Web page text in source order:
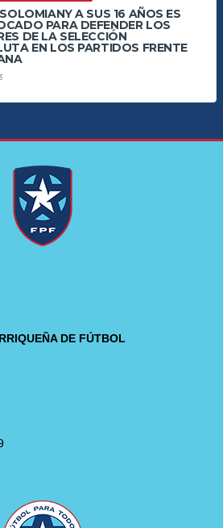
A SUS 16 AÑOS ES
PARA DEFENDER LOS
DE LA SELECCIÓN
EN LOS PARTIDOS FRENTE
DE FÚTBOL